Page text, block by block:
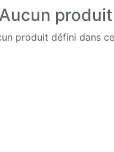
Aucun
produit défini dans